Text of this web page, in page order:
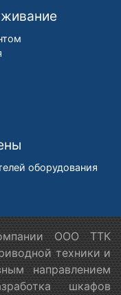
оборудования
ООО ТТК
техники и
направлением
шкафов